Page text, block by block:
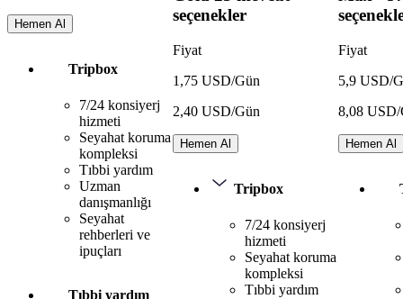
Hemen Al
Tripbox
7/24 konsiyerj
hizmeti
Seyahat koruma
kompleksi
Tıbbi yardım
Uzman
danışmanlığı
Seyahat
rehberleri ve
ipuçları
Tıbbi yardım
seçenekler
Fiyat
1,75 USD/Gün
2,40 USD/Gün
Hemen Al
Tripbox
7/24 konsiyerj
hizmeti
Seyahat koruma
kompleksi
Tıbbi yardım
Fiyat
5,9 USD/
8,08 USD/
Hemen Al